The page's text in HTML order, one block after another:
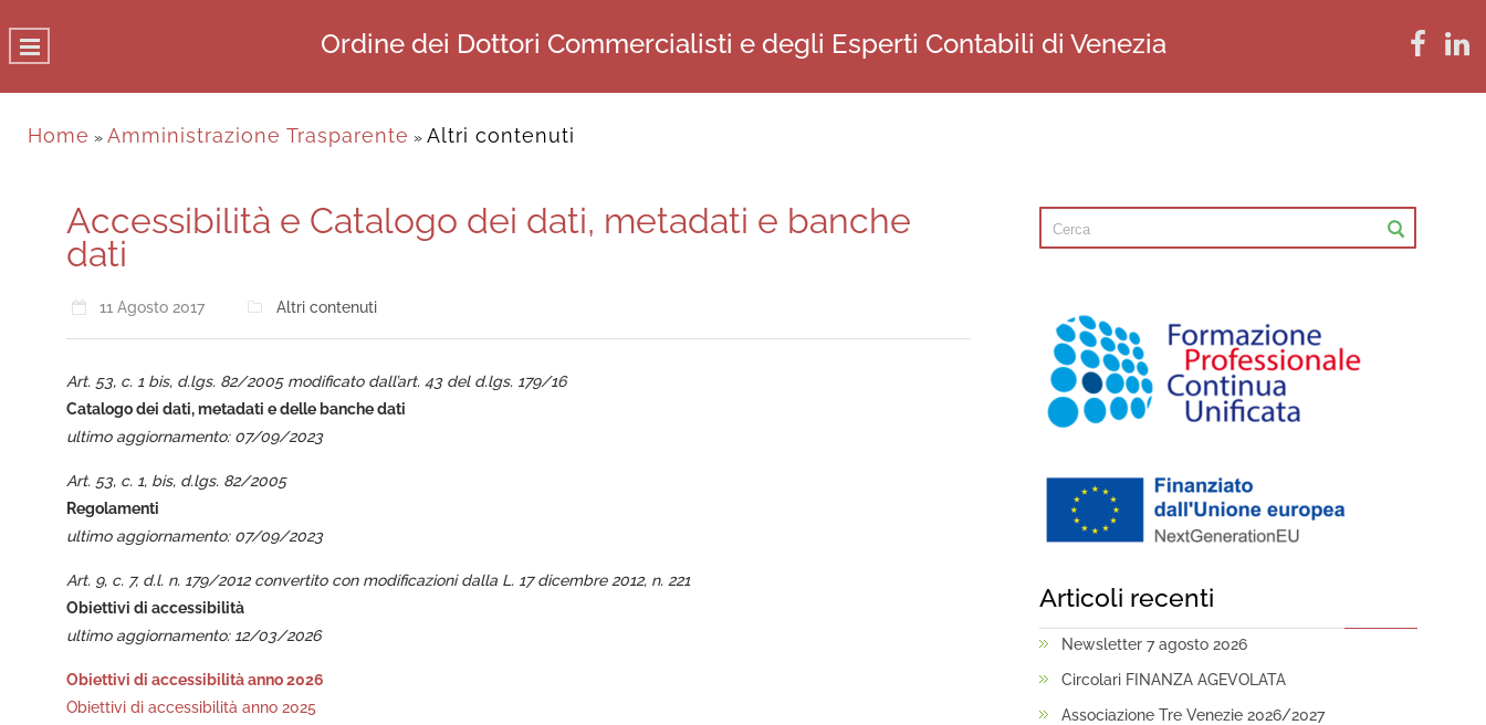
Ordine dei Dottori Commercialisti e degli Esperti Contabili di Venezia
Home » Amministrazione Trasparente » Altri contenuti
Accessibilità e Catalogo dei dati, metadati e banche
dati
11 Agosto 2017 Altri contenuti
Art. 53, c. 1 bis, d.lgs. 82/2005 modificato dall’art. 43 del d.lgs. 179/16
Catalogo dei dati, metadati e delle banche dati
ultimo aggiornamento: 07/09/2023
Art. 53, c. 1, bis, d.lgs. 82/2005
Regolamenti
ultimo aggiornamento: 07/09/2023
Art. 9, c. 7, d.l. n. 179/2012 convertito con modificazioni dalla L. 17 dicembre 2012, n. 221
Obiettivi di accessibilità
ultimo aggiornamento: 12/03/2026
Obiettivi di accessibilità anno 2026
Obiettividiaccessibilità anno2025
Articoli recenti
Newsletter 7 agosto 2026
Circolari FINANZA AGEVOLATA
Associazione Tre Venezie 2026/2027